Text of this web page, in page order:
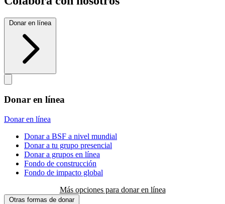
Donar en línea
Donar en línea
Donar en línea
Donar a BSF a nivel mundial
Donar a tu grupo presencial
Donar a grupos en línea
Fondo de construcción
Fondo de impacto global
Más opciones para donar en línea
Otras formas de donar